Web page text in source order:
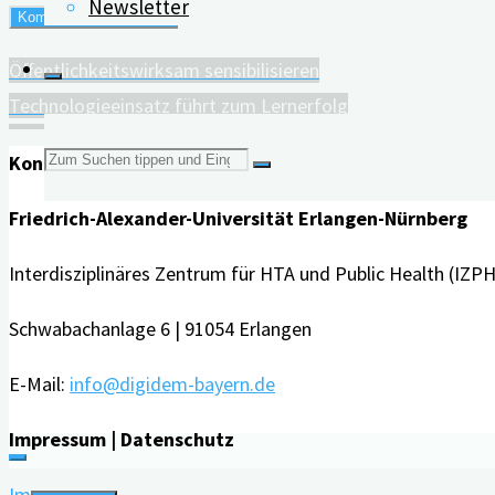
Newsletter
Suchen
Öffentlichkeitswirksam sensibilisieren
Technologieeinsatz führt zum Lernerfolg
Kontakt
Friedrich-Alexander-Universität Erlangen-Nürnberg
Interdisziplinäres Zentrum für HTA und Public Health
Schwabachanlage 6 | 91054 Erlangen
E-Mail: info@digidem-bayern.de
Impressum | Datenschutz